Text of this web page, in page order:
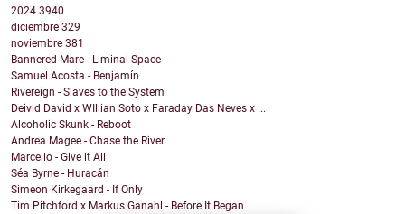
2024 3940
diciembre 329
noviembre 381
Bannered Mare - Liminal Space
Samuel Acosta - Benjamín
Rivereign - Slaves to the System
Deivid David x WIllian Soto x Faraday Das Neves x ...
Alcoholic Skunk - Reboot
Andrea Magee - Chase the River
Marcello - Give it All
Séa Byrne - Huracán
Simeon Kirkegaard - If Only
Tim Pitchford x Markus Ganahl - Before It Began